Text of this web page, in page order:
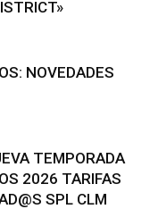
NOVEDADES
TEMPORADA
2026 TARIFAS
SPL CLM